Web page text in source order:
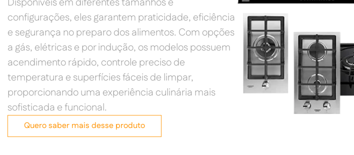
configurações, eles garantem praticidade, eficiência
e segurança no preparo dos alimentos. Com opções
a gás, elétricas e por indução, os modelos possuem
acendimento rápido, controle preciso de
temperatura e superfícies fáceis de limpar,
proporcionando uma experiência culinária mais
sofisticada e funcional.
Quero saber mais desse produto